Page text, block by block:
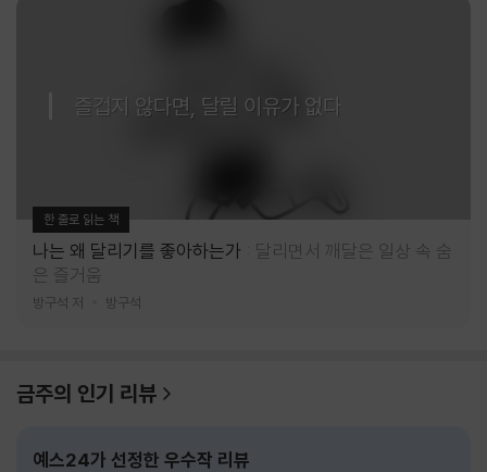
즐겁지 않다면, 달릴 이유가 없다
한 줄로 읽는 책
나는 왜 달리기를 좋아하는가
달리면서 깨달은 일상 속 숨
은 즐거움
방구석 저 방구석
금주의 인기 리뷰
예스24가 선정한 우수작 리뷰